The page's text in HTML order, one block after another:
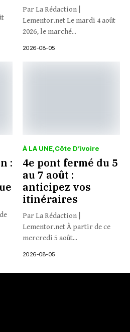
Par La Rédaction |
Lementor.net Le mardi 4 août
2026, le marché...
2026-08-05
:
À LA UNE Côte D’ivoire
4e pont fermé du 5
au 7 août :
anticipez vos
itinéraires
Par La Rédaction |
Lementor.net À partir de ce
mercredi 5 août...
2026-08-05